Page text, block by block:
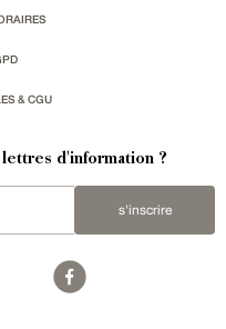
& CGU
lettres d'information ?
s'inscrire